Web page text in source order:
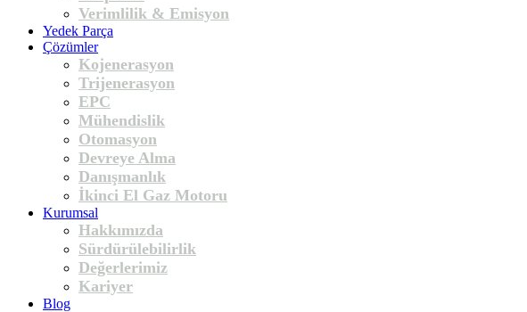
Verimlilik & Emisyon
Yedek Parça
Çözümler
Kojenerasyon
Trijenerasyon
EPC
Mühendislik
Otomasyon
Devreye Alma
Danışmanlık
İkinci El Gaz Motoru
Kurumsal
Hakkımızda
Sürdürülebilirlik
Değerlerimiz
Kariyer
Blog